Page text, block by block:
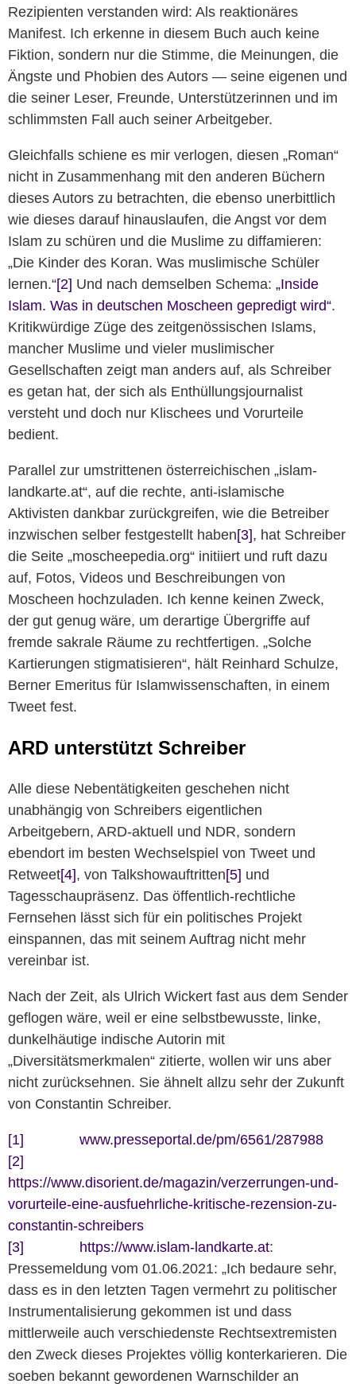
Rezipienten verstanden wird: Als reaktionäres
Manifest. Ich erkenne in diesem Buch auch keine
Fiktion, sondern nur die Stimme, die Meinungen, die
Ängste und Phobien des Autors — seine eigenen und
die seiner Leser, Freunde, Unterstützerinnen und im
schlimmsten Fall auch seiner Arbeitgeber.
Gleichfalls schiene es mir verlogen, diesen „Roman“
nicht in Zusammenhang mit den anderen Büchern
dieses Autors zu betrachten, die ebenso unerbittlich
wie dieses darauf hinauslaufen, die Angst vor dem
Islam zu schüren und die Muslime zu diffamieren:
„Die Kinder des Koran. Was muslimische Schüler
lernen.“[2] Und nach demselben Schema: „Inside
Islam. Was in deutschen Moscheen gepredigt wird“.
Kritikwürdige Züge des zeitgenössischen Islams,
mancher Muslime und vieler muslimischer
Gesellschaften zeigt man anders auf, als Schreiber
es getan hat, der sich als Enthüllungsjournalist
versteht und doch nur Klischees und Vorurteile
bedient.
Parallel zur umstrittenen österreichischen „islam-
landkarte.at“, auf die rechte, anti-islamische
Aktivisten dankbar zurückgreifen, wie die Betreiber
inzwischen selber festgestellt haben[3], hat Schreiber
die Seite „moscheepedia.org“ initiiert und ruft dazu
auf, Fotos, Videos und Beschreibungen von
Moscheen hochzuladen. Ich kenne keinen Zweck,
der gut genug wäre, um derartige Übergriffe auf
fremde sakrale Räume zu rechtfertigen. „Solche
Kartierungen stigmatisieren“, hält Reinhard Schulze,
Berner Emeritus für Islamwissenschaften, in einem
Tweet fest.
ARD unterstützt Schreiber
Alle diese Nebentätigkeiten geschehen nicht
unabhängig von Schreibers eigentlichen
Arbeitgebern, ARD-aktuell und NDR, sondern
ebendort im besten Wechselspiel von Tweet und
Retweet[4], von Talkshowauftritten[5] und
Tagesschaupräsenz. Das öffentlich-rechtliche
Fernsehen lässt sich für ein politisches Projekt
einspannen, das mit seinem Auftrag nicht mehr
vereinbar ist.
Nach der Zeit, als Ulrich Wickert fast aus dem Sender
geflogen wäre, weil er eine selbstbewusste, linke,
dunkelhäutige indische Autorin mit
„Diversitätsmerkmalen“ zitierte, wollen wir uns aber
nicht zurücksehnen. Sie ähnelt allzu sehr der Zukunft
von Constantin Schreiber.
[1]
www.presseportal.de/pm/6561/287988
[2]
https://www.disorient.de/magazin/verzerrungen-und-
vorurteile-eine-ausfuehrliche-kritische-rezension-zu-
constantin-schreibers
[3]
https://www.islam-landkarte.at:
Pressemeldung vom 01.06.2021: „Ich bedaure sehr,
dass es in den letzten Tagen vermehrt zu politischer
Instrumentalisierung gekommen ist und dass
mittlerweile auch verschiedenste Rechtsextremisten
den Zweck dieses Projektes völlig konterkarieren. Die
soeben bekannt gewordenen Warnschilder an